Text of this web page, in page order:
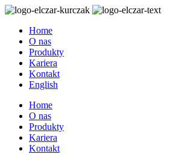
Home
O nas
Produkty
Kariera
Kontakt
English
Home
O nas
Produkty
Kariera
Kontakt